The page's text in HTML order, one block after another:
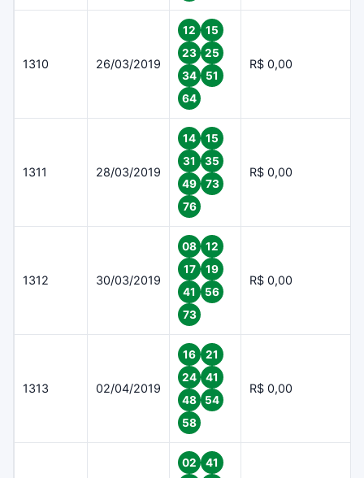
1310 26/03/2019
12
15
23
25
34
51
64
R$ 0,00
1311 28/03/2019
14
15
31
35
49
73
76
R$ 0,00
1312 30/03/2019
08
12
17
19
41
56
73
R$ 0,00
1313 02/04/2019
16
21
24
41
48
54
58
R$ 0,00
02
41